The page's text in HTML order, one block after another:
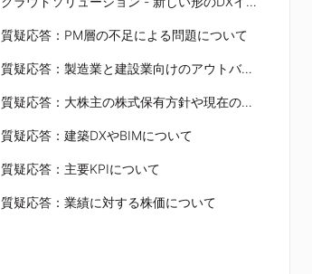
質疑応答：PM層の不足による問題について
質疑応答：製造業と建設業向けのアウトバウンド営業について
質疑応答：大株主の株式保有方針や現在の株価に対する評価について
質疑応答：建築DXやBIMについて
質疑応答：主要KPIについて
質疑応答：業績に対する株価について